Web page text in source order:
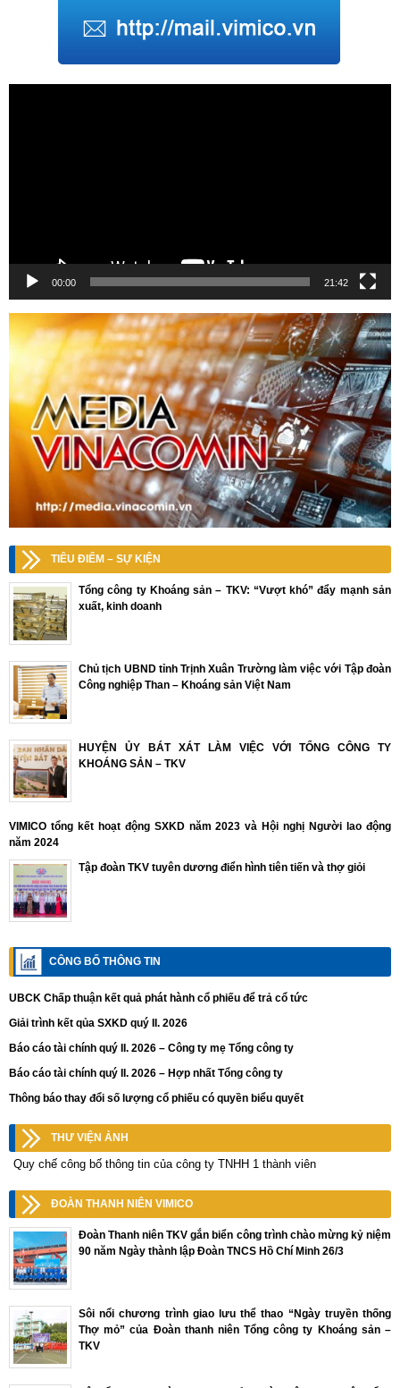
00:00 21:42
TIÊU ĐIỂM – SỰ KIỆN
Tổng công ty Khoáng sản – TKV: “Vượt khó” đẩy mạnh sản
xuất, kinh doanh
Chủ tịch UBND tỉnh Trịnh Xuân Trường làm việc với Tập đoàn
Công nghiệp Than – Khoáng sản Việt Nam
HUYỆN ỦY BÁT XÁT LÀM VIỆC VỚI TỔNG CÔNG TY
KHOÁNG SẢN – TKV
VIMICO tổng kết hoạt động SXKD năm 2023 và Hội nghị Người lao động
năm 2024
Tập đoàn TKV tuyên dương điển hình tiên tiến và thợ giỏi
CÔNG BỐ THÔNG TIN
UBCK Chấp thuận kết quả phát hành cổ phiếu để trả cổ tức
Giải trình kết qủa SXKD quý II. 2026
Báo cáo tài chính quý II. 2026 – Công ty mẹ Tổng công ty
Báo cáo tài chính quý II. 2026 – Hợp nhất Tổng công ty
Thông báo thay đổi số lượng cổ phiếu có quyền biểu quyết
THƯ VIỆN ẢNH
Quy chế công bố thông tin của công ty TNHH 1 thành viên
ĐOÀN THANH NIÊN VIMICO
Đoàn Thanh niên TKV gắn biển công trình chào mừng kỷ niệm
90 năm Ngày thành lập Đoàn TNCS Hồ Chí Minh 26/3
Sôi nổi chương trình giao lưu thể thao “Ngày truyền thống
Thợ mỏ” của Đoàn thanh niên Tổng công ty Khoáng sản –
TKV